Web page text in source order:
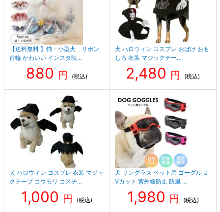
【送料無料 】猫・小型犬 リボン
首輪 かわいい インスタ映…
880 円 (税込)
犬 ハロウィン コスプレ おばけ おも
しろ 衣装 マジックテー…
2,480 円 (税込)
犬 ハロウィン コスプレ 衣装 マジッ
クテープ コウモリ コスチ…
1,000 円 (税込)
犬 サングラス ペット用 ゴーグル U
Vカット 紫外線防止 防風 …
1,980 円 (税込)